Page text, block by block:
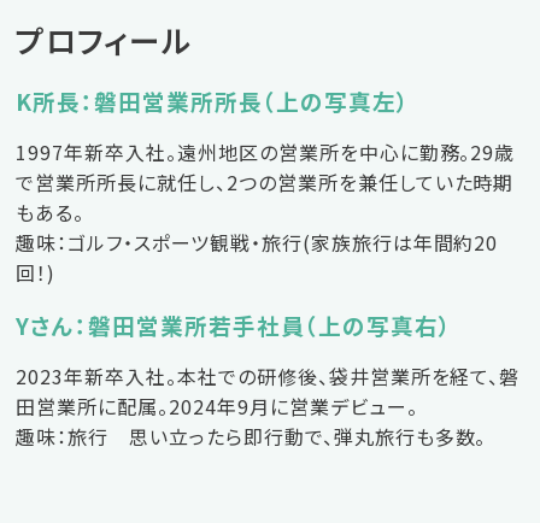
プロフィール
K所長：磐田営業所所長（上の写真左）
1997年新卒入社。遠州地区の営業所を中心に勤務。29歳
で営業所所長に就任し、2つの営業所を兼任していた時期
もある。
趣味：ゴルフ・スポーツ観戦・旅行(家族旅行は年間約20
回！)
Yさん：磐田営業所若手社員（上の写真右）
2023年新卒入社。本社での研修後、袋井営業所を経て、磐
田営業所に配属。2024年9月に営業デビュー。
趣味：旅行 思い立ったら即行動で、弾丸旅行も多数。